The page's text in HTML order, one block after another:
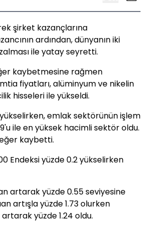
şirket kazançlarına
ardından, dünyanın iki
ile yatay seyretti.
kaybetmesine rağmen
fiyatları, alüminyum ve nikelin
hisseleri ile yükseldi.
emlak sektörünün işlem
ile en yüksek hacimli sektör oldu.
kaybetti.
Endeksi yüzde 0.2 yükselirken
artarak yüzde 0.55 seviyesine
artışla yüzde 1.73 olurken
artarak yüzde 1.24 oldu.